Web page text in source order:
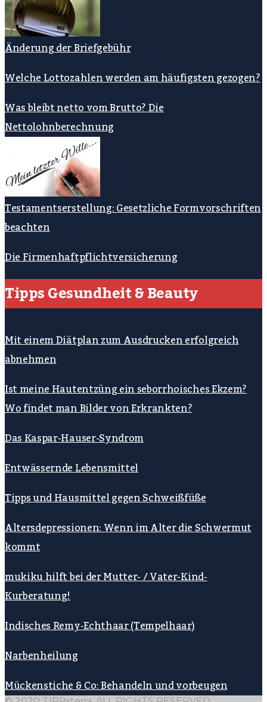
Änderung der Briefgebühr
Welche Lottozahlen werden am häufigsten gezogen?
Was bleibt netto vom Brutto? Die
Nettolohnberechnung
Testamentserstellung: Gesetzliche Formvorschriften
beachten
Die Firmenhaftpflichtversicherung
Tipps Gesundheit & Beauty
Mit einem Diätplan zum Ausdrucken erfolgreich
abnehmen
Ist meine Hautentzüng ein seborrhoisches Ekzem?
Wo findet man Bilder von Erkrankten?
Das Kaspar-Hauser-Syndrom
Entwässernde Lebensmittel
Tipps und Hausmittel gegen Schweißfüße
Altersdepressionen: Wenn im Alter die Schwermut
kommt
mukiku hilft bei der Mutter- / Vater-Kind-
Kurberatung!
Indisches Remy-Echthaar (Tempelhaar)
Narbenheilung
Mückenstiche & Co: Behandeln und vorbeugen